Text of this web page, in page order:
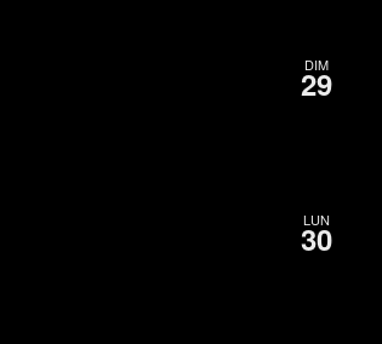
DIM
29
LUN
30